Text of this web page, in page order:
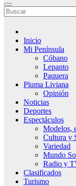
Inicio
Mi Península
Cóbano
Lepanto
Paquera
Pluma Liviana
Opinión
Noticias
Deportes
Espectáculos
Modelos,
Cultura y
Variedad
Mundo
Radio y
Clasificados
Turismo